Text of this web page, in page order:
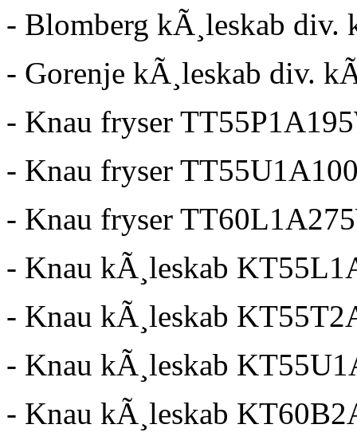
- Blomberg kÃ¸leskab div.
- Gorenje kÃ¸leskab div.
- Knau fryser
- Knau fryser
- Knau fryser
- Knau kÃ¸leskab
- Knau kÃ¸leskab
- Knau kÃ¸leskab
- Knau kÃ¸leskab